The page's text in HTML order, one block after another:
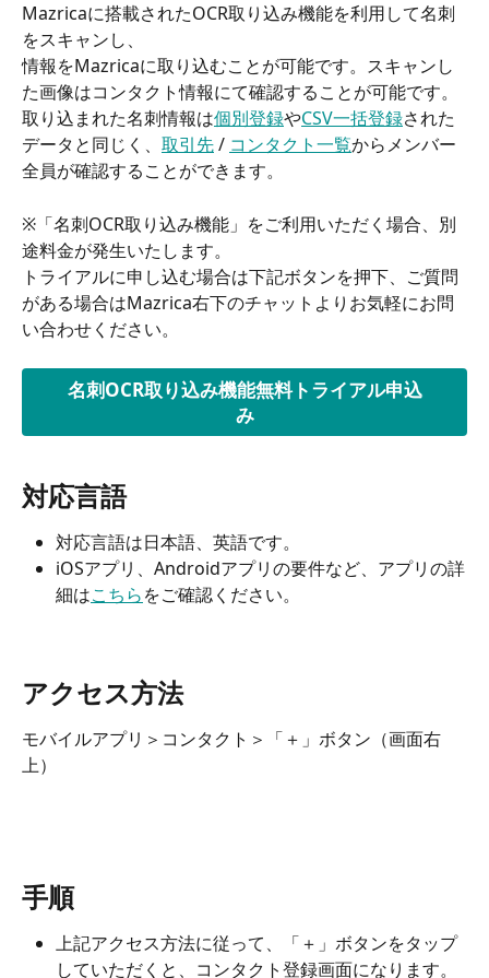
Mazricaに搭載されたOCR取り込み機能を利用して名刺
をスキャンし、
情報をMazricaに取り込むことが可能です。スキャンし
た画像はコンタクト情報にて確認することが可能です。
取り込まれた名刺情報は個別登録やCSV一括登録された
データと同じく、 取引先 / コンタクト一覧からメンバー
全員が確認することができます。
※「名刺OCR取り込み機能」をご利用いただく場合、別
途料金が発生いたします。
トライアルに申し込む場合は下記ボタンを押下、ご質問
がある場合はMazrica右下のチャットよりお気軽にお問
い合わせください。
名刺OCR取り込み機能無料トライアル申込
み
対応言語
対応言語は日本語、英語です。
iOSアプリ、Androidアプリの要件など、アプリの詳
細はこちらをご確認ください。
アクセス方法
モバイルアプリ＞コンタクト＞「＋」ボタン（画面右
上）
手順
上記アクセス方法に従って、「＋」ボタンをタップ
していただくと、コンタクト登録画面になります。